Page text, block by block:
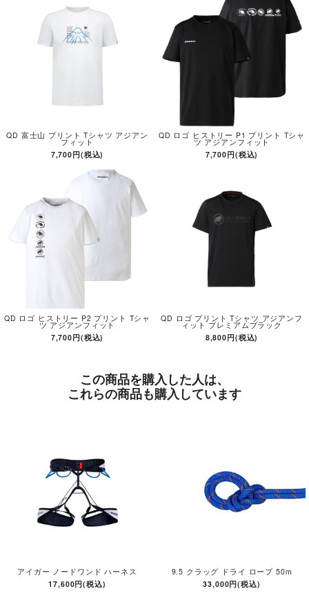
QD 富士山 プリント Tシャツ アジアン
フィット
7,700円(税込)
QD ロゴ ヒストリー P1 プリント Tシャ
ツ アジアンフィット
7,700円(税込)
QD ロゴ ヒストリー P2 プリント Tシャ
ツ アジアンフィット
7,700円(税込)
QD ロゴ プリント Tシャツ アジアンフ
ィット プレミアムブラック
8,800円(税込)
この商品を購入した人は、
これらの商品も購入しています
アイガー ノードワンド ハーネス
17,600円(税込)
9.5 クラッグ ドライ ロープ 50m
33,000円(税込)